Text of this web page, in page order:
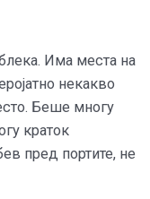
Има места на
некакво
Беше многу
краток
пред портите, не